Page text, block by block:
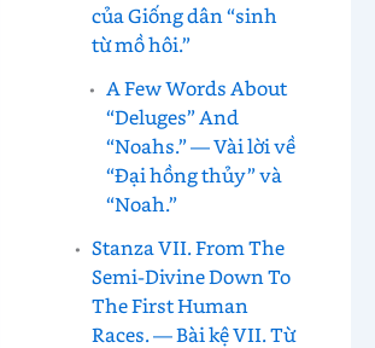
của Giống dân “sinh
từ mồ hôi.”
A Few Words About
“Deluges” And
“Noahs.” — Vài lời về
“Đại hồng thủy” và
“Noah.”
Stanza VII. From The
Semi-Divine Down To
The First Human
Races. — Bài kệ VII. Từ